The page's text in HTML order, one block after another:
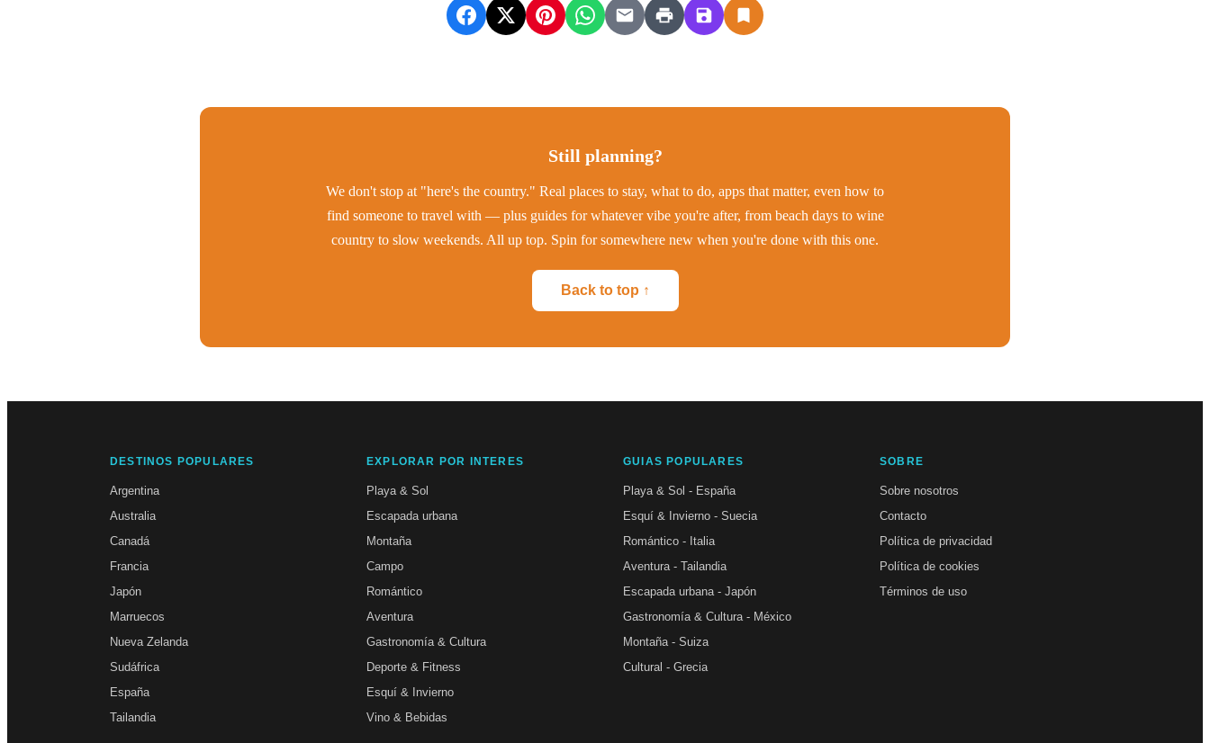
Still planning?
We don't stop at "here's the country." Real places to stay, what to do, apps that matter, even how to
find someone to travel with — plus guides for whatever vibe you're after, from beach days to wine
country to slow weekends. All up top. Spin for somewhere new when you're done with this one.
Back to top ↑
DESTINOS POPULARES
Argentina
Australia
Canadá
Francia
Japón
Marruecos
Nueva Zelanda
Sudáfrica
España
Tailandia
EXPLORAR POR INTERES
Playa & Sol
Escapada urbana
Montaña
Campo
Romántico
Aventura
Gastronomía & Cultura
Deporte & Fitness
Esquí & Invierno
Vino & Bebidas
GUIAS POPULARES
Playa & Sol - España
Esquí & Invierno - Suecia
Romántico - Italia
Aventura - Tailandia
Escapada urbana - Japón
Gastronomía & Cultura - México
Montaña - Suiza
Cultural - Grecia
SOBRE
Sobre nosotros
Contacto
Política de privacidad
Política de cookies
Términos de uso